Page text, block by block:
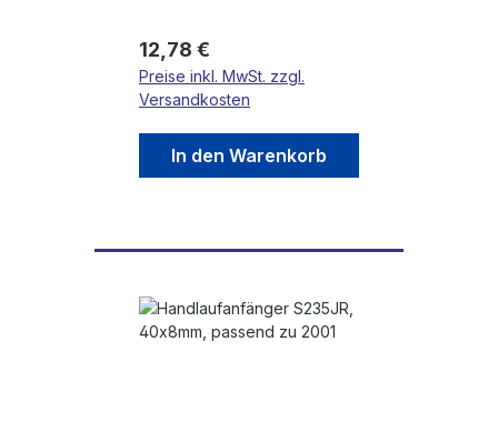
Regulärer Preis:
12,78 €
Preise inkl. MwSt. zzgl.
Versandkosten
In den Warenkorb